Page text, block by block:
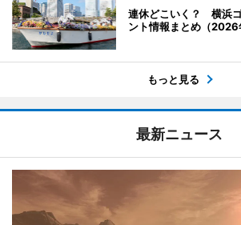
連休どこいく？ 横浜
ント情報まとめ（2026
もっと見る
最新ニュース